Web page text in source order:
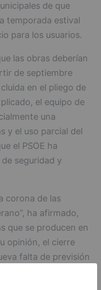
de que
temporada estival
para los usuarios.
las obras deberían
de septiembre
en el pliego de
el equipo de
una
y el uso parcial del
el PSOE ha
seguridad y
corona de las
ha afirmado,
que se producen en
opinión, el cierre
falta de previsión